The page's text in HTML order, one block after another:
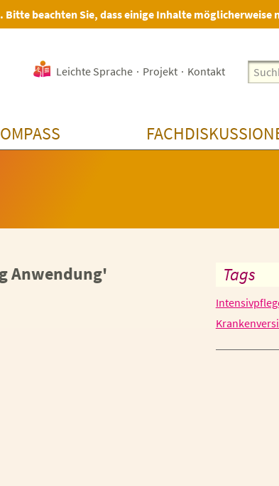
beachten Sie, dass einige Inhalte möglicherweise
Leichte Sprache · Projekt · Kontakt
Anwendung' Tags